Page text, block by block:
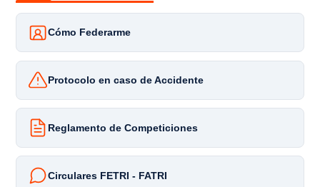
Cómo Federarme
Protocolo en caso de Accidente
Reglamento de Competiciones
Circulares FETRI - FATRI